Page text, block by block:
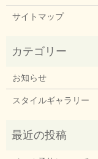
サイトマップ
お知らせ
スタイルギャラリー